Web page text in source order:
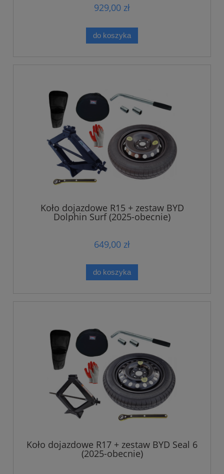
929,00 zł
do koszyka
Koło dojazdowe R15 + zestaw BYD
Dolphin Surf (2025-obecnie)
649,00 zł
do koszyka
Koło dojazdowe R17 + zestaw BYD Seal 6
(2025-obecnie)